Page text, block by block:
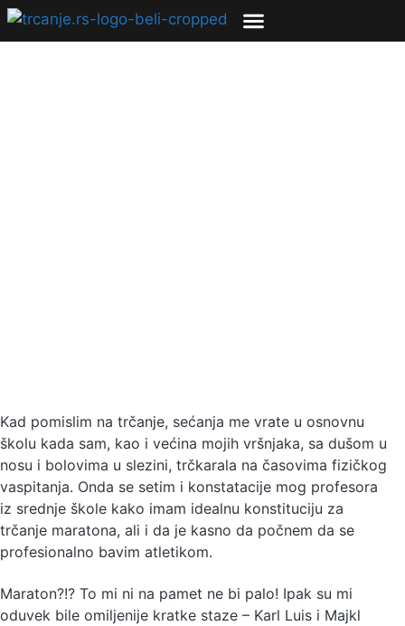
Kad pomislim na trčanje, sećanja me vrate u osnovnu
školu kada sam, kao i većina mojih vršnjaka, sa dušom u
nosu i bolovima u slezini, trčkarala na časovima fizičkog
vaspitanja. Onda se setim i konstatacije mog profesora
iz srednje škole kako imam idealnu konstituciju za
trčanje maratona, ali i da je kasno da počnem da se
profesionalno bavim atletikom.
Maraton?!? To mi ni na pamet ne bi palo! Ipak su mi
oduvek bile omiljenije kratke staze – Karl Luis i Majkl